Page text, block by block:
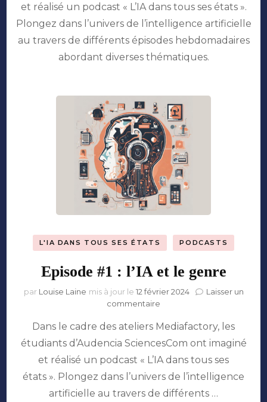
sous
l’oeil
du
crime
et réalisé un podcast « L’IA dans tous ses états ».
Plongez dans l’univers de l’intelligence artificielle
au travers de différents épisodes hebdomadaires
abordant diverses thématiques.
L'IA DANS TOUS SES ÉTATS PODCASTS
Episode #1 : l’IA et le genre
par Louise Laine mis à jour le 12 février 2024
Laisser un
commentaire
#1
et
le
genre
Dans le cadre des ateliers Mediafactory, les
étudiants d’Audencia SciencesCom ont imaginé
et réalisé un podcast « L’IA dans tous ses
états ». Plongez dans l’univers de l’intelligence
artificielle au travers de différents …